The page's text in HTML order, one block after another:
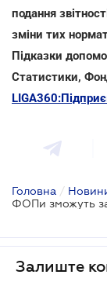
подання
зміни тих
Підказки
Статистики,
Головна /
ФОПи зможуть
Залиште